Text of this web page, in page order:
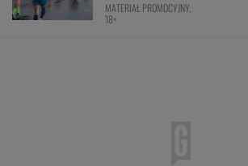
MATERIAŁ PROMOCYJNY,
18+